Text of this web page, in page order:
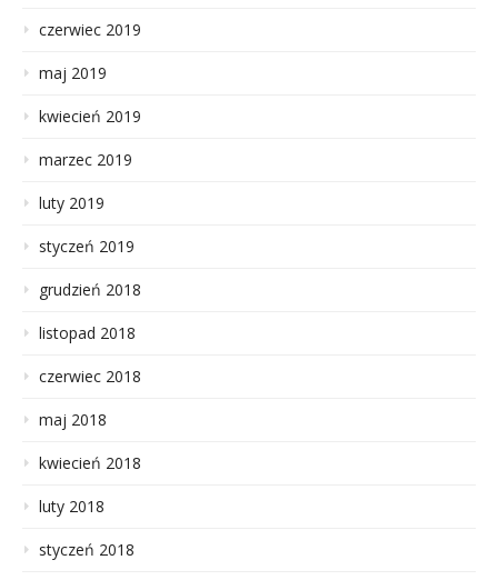
czerwiec 2019
maj 2019
kwiecień 2019
marzec 2019
luty 2019
styczeń 2019
grudzień 2018
listopad 2018
czerwiec 2018
maj 2018
kwiecień 2018
luty 2018
styczeń 2018